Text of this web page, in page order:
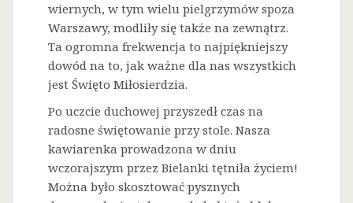
wiernych, w tym wielu pielgrzymów spoza
Warszawy, modliły się także na zewnątrz.
Ta ogromna frekwencja to najpiękniejszy
dowód na to, jak ważne dla nas wszystkich
jest Święto Miłosierdzia.
Po uczcie duchowej przyszedł czas na
radosne świętowanie przy stole. Nasza
kawiarenka prowadzona w dniu
wczorajszym przez Bielanki tętniła życiem!
Można było skosztować pysznych